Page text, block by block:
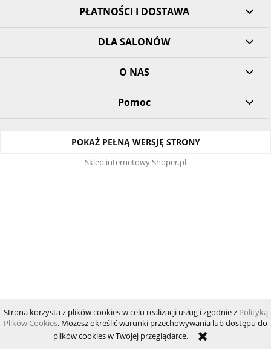
Strona korzysta z plików cookies w celu realizacji usług i zgodnie z Polityką
Plików Cookies. Możesz określić warunki przechowywania lub dostępu do
plików cookies w Twojej przeglądarce.
PŁATNOŚCI I DOSTAWA
DLA SALONÓW
O NAS
Pomoc
POKAŻ PEŁNĄ WERSJĘ STRONY
Sklep internetowy Shoper.pl